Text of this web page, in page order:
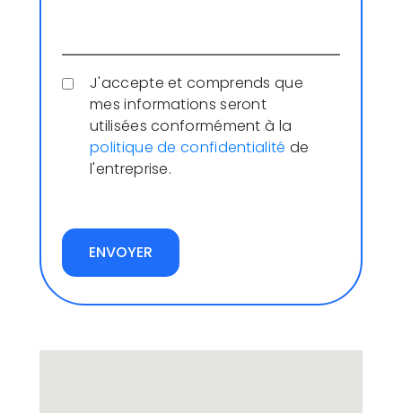
J'accepte et comprends que
mes informations seront
utilisées conformément à la
politique de confidentialité de
l'entreprise.